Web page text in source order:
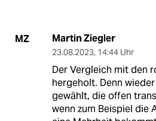
MZ Martin Ziegler
23.08.2023, 14:44 Uhr
Der Vergleich mit den
hergeholt. Denn
gewählt, die offen
wenn zum Beispiel die